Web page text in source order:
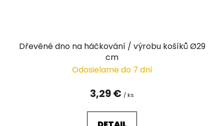
Dřevěné dno na háčkování / výrobu košíků Ø29
cm
Odosielame do 7 dní
3,29 € / ks